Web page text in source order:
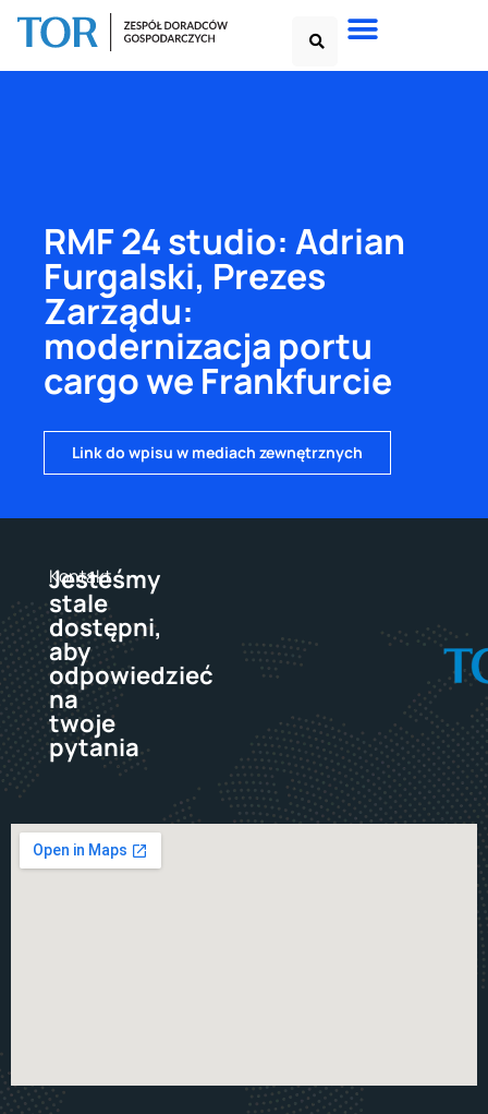
RMF 24 studio: Adrian
Furgalski, Prezes
Zarządu:
modernizacja portu
cargo we Frankfurcie
Link do wpisu w mediach zewnętrznych
Kontakt
Jesteśmy
stale
dostępni,
aby
odpowiedzieć
na
twoje
pytania